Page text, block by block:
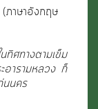
:
ตร์
าษาอังกฤษ
ศทางตามเข็ม
ารามหลวง ก็
นนคร